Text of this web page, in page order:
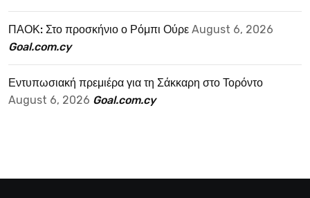
ΠΑΟΚ: Στο προσκήνιο ο Ρόμπι Ούρε August 6, 2026
Goal.com.cy
Εντυπωσιακή πρεμιέρα για τη Σάκκαρη στο Τορόντο
August 6, 2026 Goal.com.cy